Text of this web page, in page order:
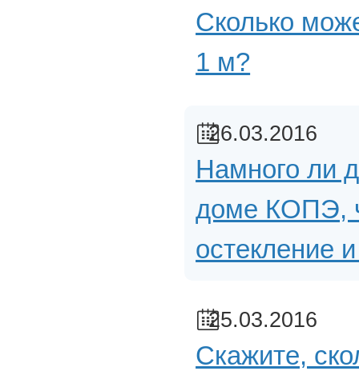
Сколько
1 м?
26.03.2016
Намного ли
доме КОПЭ,
остекление
25.03.2016
Скажите,